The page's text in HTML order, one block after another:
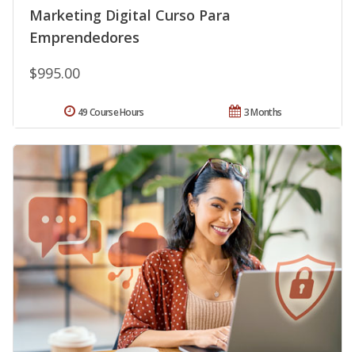
Marketing Digital Curso Para
Emprendedores
$995.00
3 Months
49 Course Hours